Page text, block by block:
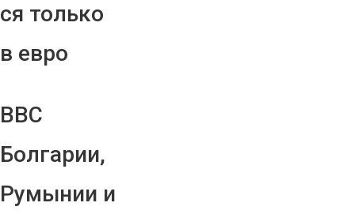
ся только
в евро
ВВС
Болгарии,
Румынии и